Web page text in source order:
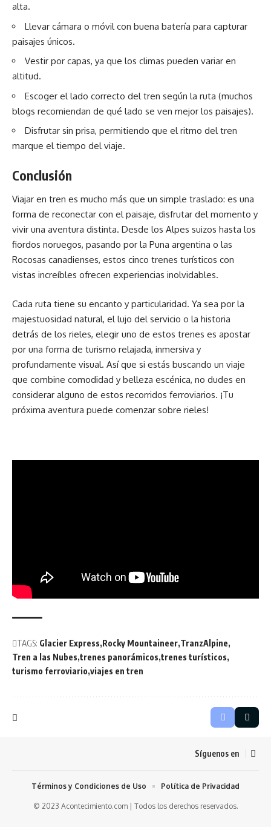
alta.
Llevar cámara o móvil con buena batería para capturar
paisajes únicos.
Vestir por capas, ya que los climas pueden variar en
altitud.
Escoger el lado correcto del tren según la ruta (muchos
blogs recomiendan de qué lado se ven mejor los paisajes).
Disfrutar sin prisa, permitiendo que el ritmo del tren
marque el tiempo del viaje.
Conclusión
Viajar en tren es mucho más que un simple traslado: es una
forma de reconectar con el paisaje, disfrutar del momento y
vivir una aventura distinta. Desde los Alpes suizos hasta los
fiordos noruegos, pasando por la Puna argentina o las
Rocosas canadienses, estos cinco trenes turísticos con
vistas increíbles ofrecen experiencias inolvidables.
Cada ruta tiene su encanto y particularidad. Ya sea por la
majestuosidad natural, el lujo del servicio o la historia
detrás de los rieles, elegir uno de estos trenes es apostar
por una forma de turismo relajada, inmersiva y
profundamente visual. Así que si estás buscando un viaje
que combine comodidad y belleza escénica, no dudes en
considerar alguno de estos recorridos ferroviarios. ¡Tu
próxima aventura puede comenzar sobre rieles!
TAGS: Glacier Express Rocky Mountaineer TranzAlpine
Tren a las Nubes trenes panorámicos trenes turísticos
turismo ferroviario viajes en tren
Síguenos en
© 2023 Acontecimiento.com | Todos los derechos reservados.
Términos y Condiciones de Uso Política de Privacidad